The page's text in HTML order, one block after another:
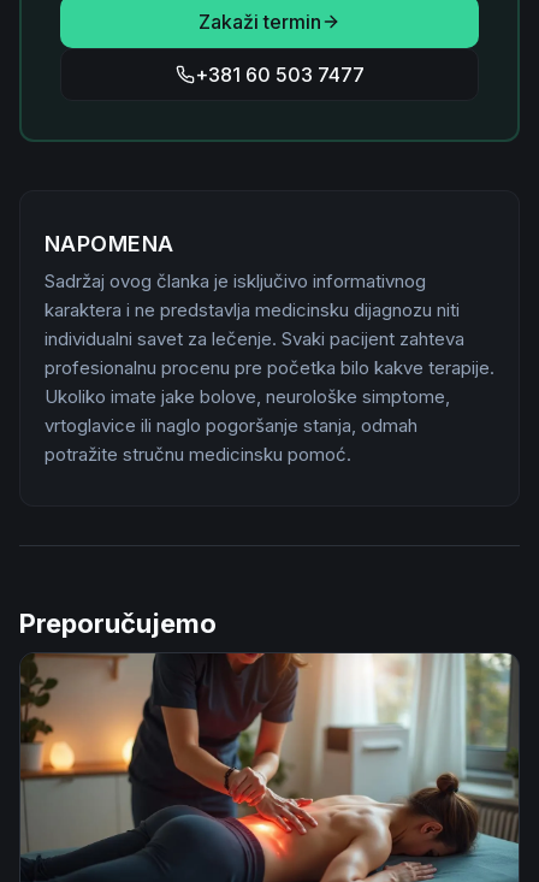
Zakaži termin
+381 60 503 7477
NAPOMENA
Sadržaj ovog članka je isključivo informativnog
karaktera i ne predstavlja medicinsku dijagnozu niti
individualni savet za lečenje. Svaki pacijent zahteva
profesionalnu procenu pre početka bilo kakve terapije.
Ukoliko imate jake bolove, neurološke simptome,
vrtoglavice ili naglo pogoršanje stanja, odmah
potražite stručnu medicinsku pomoć.
Preporučujemo